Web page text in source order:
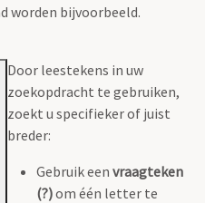
worden bijvoorbeeld.
Door leestekens in uw
zoekopdracht te gebruiken,
zoekt u specifieker of juist
breder:
Gebruik een vraagteken
(?)om één letter te